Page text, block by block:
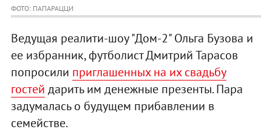
ФОТО: ПАПАРАЦЦИ
Ведущая реалити-шоу "Дом-2" Ольга Бузова и
ее избранник, футболист Дмитрий Тарасов
попросили приглашенных на их свадьбу
гостей дарить им денежные презенты. Пара
задумалась о будущем прибавлении в
семействе.